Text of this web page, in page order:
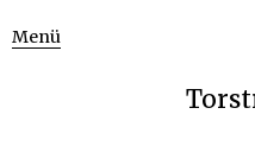
Menü